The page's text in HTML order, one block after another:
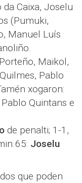
Caixa, Joselu
(Pumuki,
Manuel Luís
Maikol,
Pablo
xogaron:
Quintans e
de penalti; 1-1,
Joselu
que poden